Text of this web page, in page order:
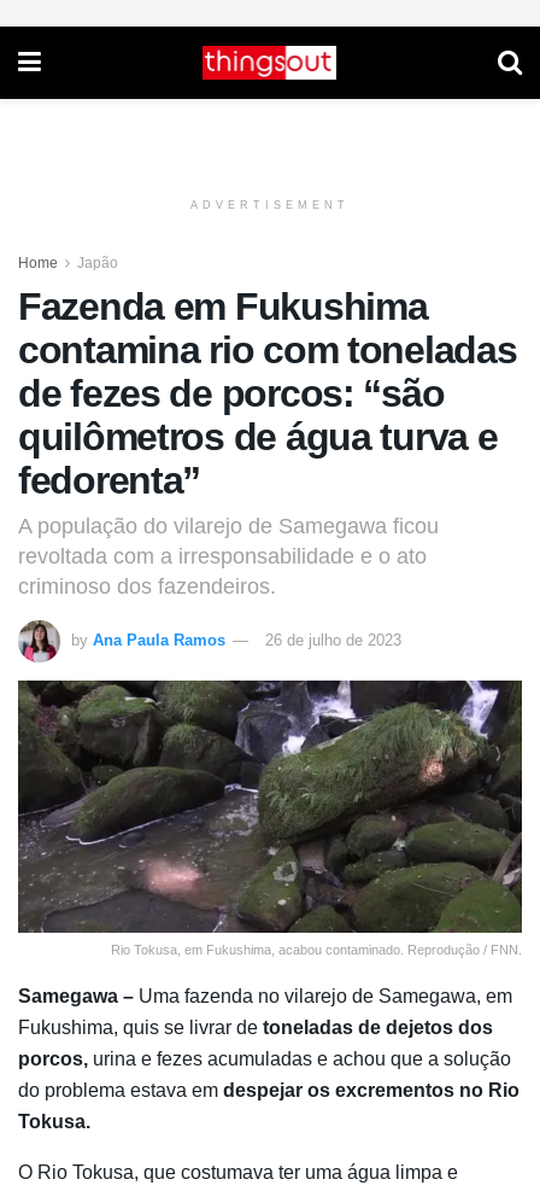
ADVERTISEMENT
Home Japão
Fazenda em Fukushima
contamina rio com toneladas
de fezes de porcos: “são
quilômetros de água turva e
fedorenta”
A população do vilarejo de Samegawa ficou
revoltada com a irresponsabilidade e o ato
criminoso dos fazendeiros.
by Ana Paula Ramos 26 de julho de 2023
Rio Tokusa, em Fukushima, acabou contaminado. Reprodução / FNN.
Samegawa – Uma fazenda no vilarejo de Samegawa, em
Fukushima, quis se livrar de toneladas de dejetos dos
porcos, urina e fezes acumuladas e achou que a solução
do problema estava em despejar os excrementos no Rio
Tokusa.
O Rio Tokusa, que costumava ter uma água limpa e